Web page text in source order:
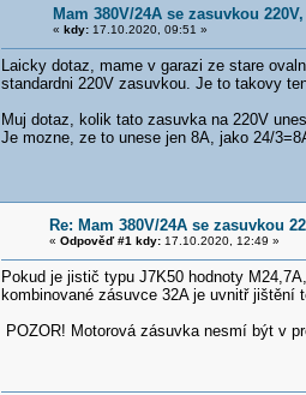
Mam 380V/24A se zasuvkou
« kdy:17.10.2020, 09:51 »
Laicky dotaz, mame v garazi ze stare
standardni 220V zasuvkou. Je to takovy
Muj dotaz, kolik tato zasuvka na 220V
Je mozne, ze to unese jen 8A, jako 24/
Re: Mam 380V/24A se zasuvkou
« Odpověď #1 kdy:17.10.2020, 12:49 »
Pokud je jistič typu J7K50 hodnoty
kombinované zásuvce 32A je uvnitř
POZOR! Motorová zásuvka nesmí být v